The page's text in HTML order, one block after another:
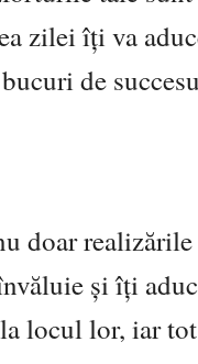
zilei îți va
de
doar
și îți
locul lor, iar